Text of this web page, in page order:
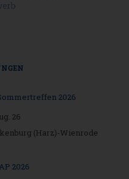
2026
26
(Harz)-Wienrode
2026